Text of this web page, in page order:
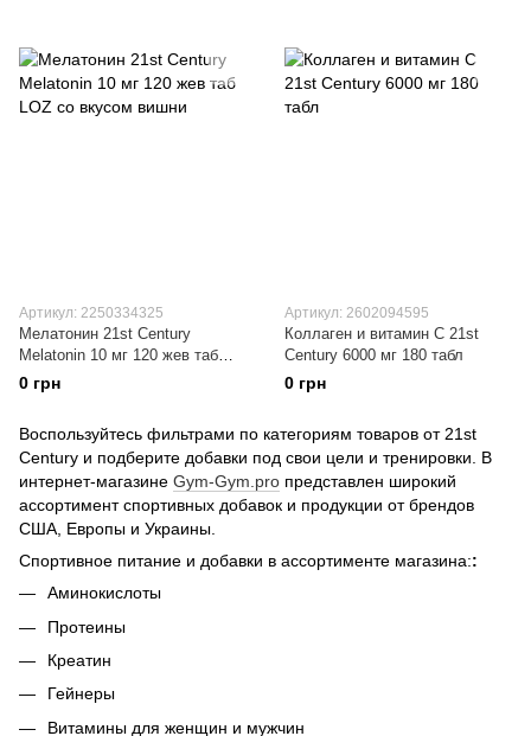
Артикул: 2250334325
Мелатонин 21st Century
Melatonin 10 мг 120 жев таб
LOZ со вкусом вишни
0 грн
Артикул: 2602094595
Коллаген и витамин С 21st
Century 6000 мг 180 табл
0 грн
Воспользуйтесь фильтрами по категориям товаров от 21st
Century и подберите добавки под свои цели и тренировки. В
интернет-магазине Gym-Gym.pro представлен широкий
ассортимент спортивных добавок и продукции от брендов
США, Европы и Украины.
Спортивное питание и добавки в ассортименте магазина::
Аминокислоты
Протеины
Креатин
Гейнеры
Витамины для женщин и мужчин